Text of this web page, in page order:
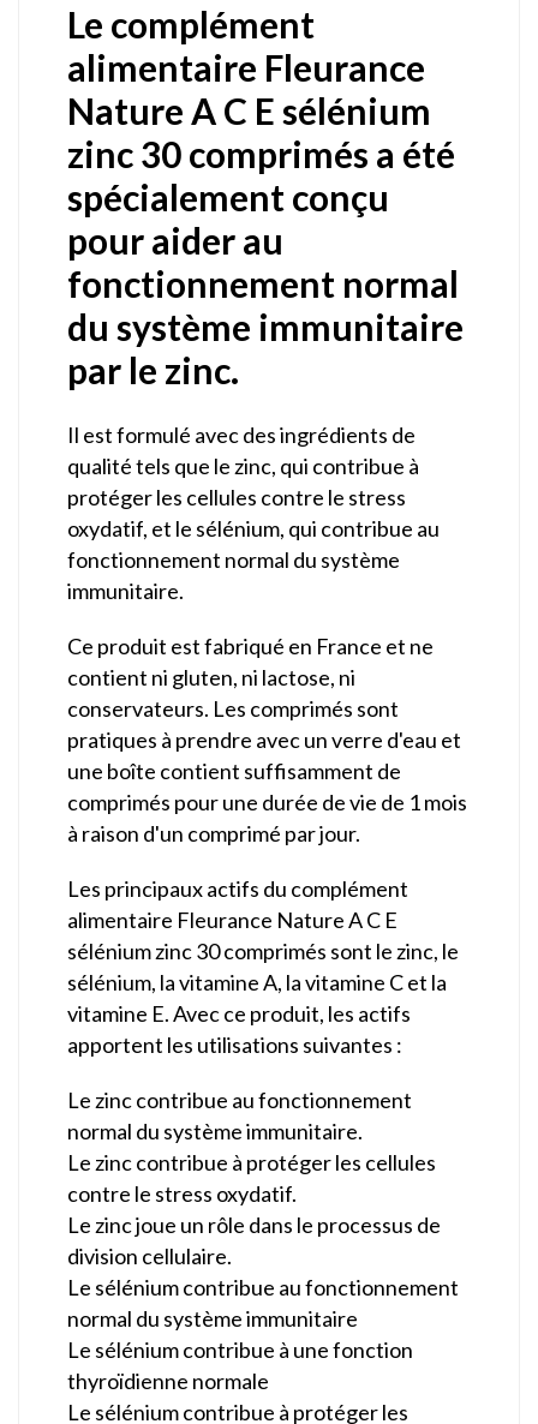
Le complément
alimentaire Fleurance
Nature A C E sélénium
zinc 30 comprimés a été
spécialement conçu
pour aider au
fonctionnement normal
du système immunitaire
par le zinc.
Il est formulé avec des ingrédients de
qualité tels que le zinc, qui contribue à
protéger les cellules contre le stress
oxydatif, et le sélénium, qui contribue au
fonctionnement normal du système
immunitaire.
Ce produit est fabriqué en France et ne
contient ni gluten, ni lactose, ni
conservateurs. Les comprimés sont
pratiques à prendre avec un verre d'eau et
une boîte contient suffisamment de
comprimés pour une durée de vie de 1 mois
à raison d'un comprimé par jour.
Les principaux actifs du complément
alimentaire Fleurance Nature A C E
sélénium zinc 30 comprimés sont le zinc, le
sélénium, la vitamine A, la vitamine C et la
vitamine E. Avec ce produit, les actifs
apportent les utilisations suivantes :
Le zinc contribue au fonctionnement
normal du système immunitaire.
Le zinc contribue à protéger les cellules
contre le stress oxydatif.
Le zinc joue un rôle dans le processus de
division cellulaire.
Le sélénium contribue au fonctionnement
normal du système immunitaire
Le sélénium contribue à une fonction
thyroïdienne normale
Le sélénium contribue à protéger les